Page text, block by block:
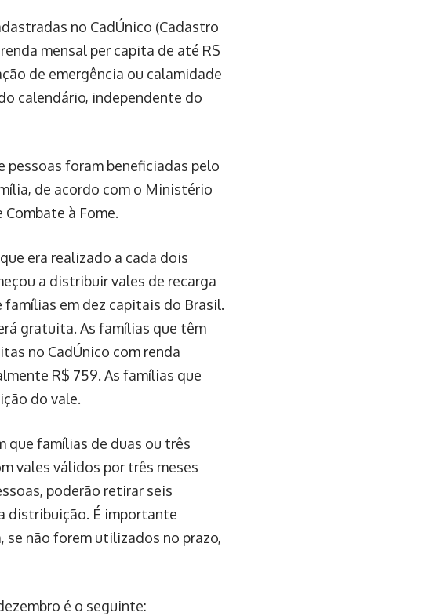
no CadÚnico (Cadastro
mensal per capita de até R$
de emergência ou calamidade
calendário, independente do
pessoas foram beneficiadas pelo
de acordo com o Ministério
à Fome.
era realizado a cada dois
a distribuir vales de recarga
famílias em dez capitais do Brasil.
gratuita. As famílias que têm
no CadÚnico com renda
R$ 759. As famílias que
do vale.
que famílias de duas ou três
vales válidos por três meses
poderão retirar seis
distribuição. É importante
se não forem utilizados no prazo,
é o seguinte: